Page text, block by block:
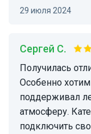
29 июля 2024
Сергей С.
Получилась отличная прогулка на катере.
Особенно
поддерживал
атмосферу.
подключить